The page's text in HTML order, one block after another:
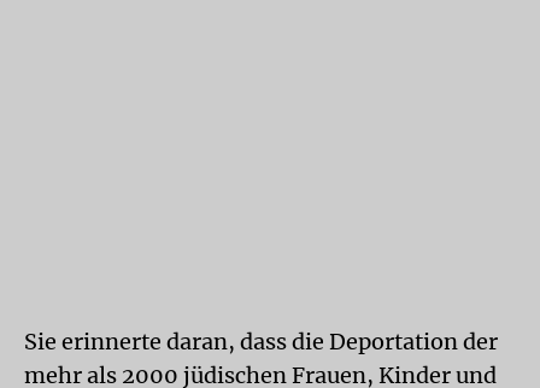
Sie erinnerte daran, dass die Deportation der
mehr als 2000 jüdischen Frauen, Kinder und